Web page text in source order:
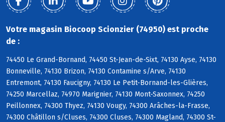
Votre magasin Biocoop Scionzier (74950) est proche
de :
74450 Le Grand-Bornand, 74450 St-Jean-de-Sixt, 74130 Ayse, 74130
Bonneville, 74130 Brizon, 74130 Contamine s/Arve, 74130
Entremont, 74130 Faucigny, 74130 Le Petit-Bornand-les-Glières,
74250 Marcellaz, 74970 Marignier, 74130 Mont-Saxonnex, 74250
Peillonnex, 74300 Thyez, 74130 Vougy, 74300 Arâches-la-Frasse,
74300 Châtillon s/Cluses, 74300 Cluses, 74300 Magland, 74300 St-